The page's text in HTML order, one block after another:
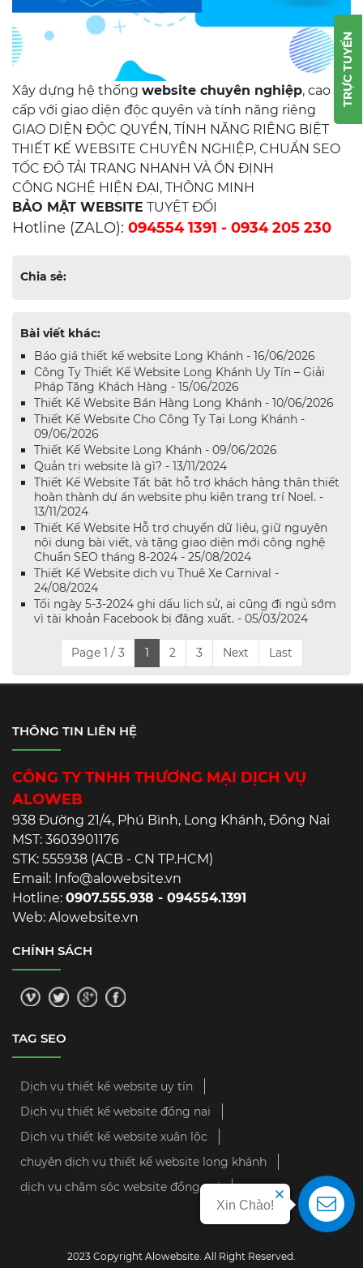
Xây dựng hệ thống website chuyên nghiệp, cao
cấp với giao diện độc quyền và tính năng riêng
GIAO DIỆN ĐỘC QUYỀN, TÍNH NĂNG RIÊNG BIỆT
THIẾT KẾ WEBSITE CHUYÊN NGHIỆP, CHUẨN SEO
TỐC ĐỘ TẢI TRANG NHANH VÀ ỔN ĐỊNH
CÔNG NGHỆ HIỆN ĐẠI, THÔNG MINH
BẢO MẬT WEBSITE TUYỆT ĐỐI
Hotline (ZALO): 094554 1391 - 0934 205 230
Chia sẻ:
Bài viết khác:
Báo giá thiết kế website Long Khánh - 16/06/2026
Công Ty Thiết Kế Website Long Khánh Uy Tín – Giải
Pháp Tăng Khách Hàng - 15/06/2026
Thiết Kế Website Bán Hàng Long Khánh - 10/06/2026
Thiết Kế Website Cho Công Ty Tại Long Khánh -
09/06/2026
Thiết Kế Website Long Khánh - 09/06/2026
Quản trị website là gì? - 13/11/2024
Thiết Kế Website Tất bật hỗ trợ khách hàng thân thiết
hoàn thành dự án website phụ kiện trang trí Noel. -
13/11/2024
Thiết Kế Website Hỗ trợ chuyển dữ liệu, giữ nguyên
nội dung bài viết, và tặng giao diện mới công nghệ
Chuẩn SEO tháng 8-2024 - 25/08/2024
Thiết Kế Website dịch vụ Thuê Xe Carnival -
24/08/2024
Tối ngày 5-3-2024 ghi dấu lịch sử, ai cũng đi ngủ sớm
vì tài khoản Facebook bị đăng xuất. - 05/03/2024
Page 1 / 3 1 2 3 Next Last
THÔNG TIN LIÊN HỆ
CÔNG TY TNHH THƯƠNG MẠI DỊCH VỤ
ALOWEB
938 Đường 21/4, Phú Bình, Long Khánh, Đồng Nai
MST: 3603901176
STK: 555938 (ACB - CN TP.HCM)
Email: Info@alowebsite.vn
Hotline: 0907.555.938 - 094554.1391
Web: Alowebsite.vn
CHÍNH SÁCH
TAG SEO
Dịch vụ thiết kế website uy tín
Dịch vụ thiết kế website đồng nai
Dịch vụ thiết kế website xuân lộc
chuyên dịch vụ thiết kế website long khánh
dịch vụ chăm sóc website đồng nai
2023 Copyright Alowebsite. All Right Reserved.
TRỰC TUYẾN
Xin Chào!